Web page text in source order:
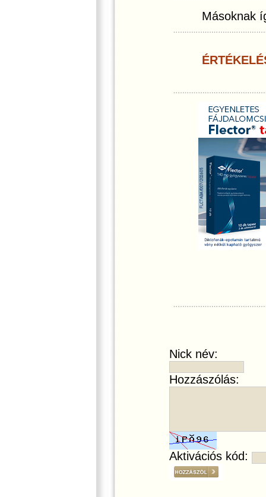
Másoknak
Nick név:
Hozzászólás:
Aktivációs kód: